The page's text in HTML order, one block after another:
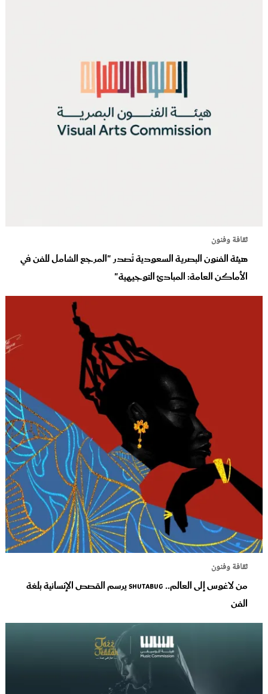
ثقافة وفنون
هيئة الفنون البصرية السعودية تُصدر "المرجع الشامل للفن في
الأماكن العامة: المبادئ التوجيهية"
ثقافة وفنون
من لاغوس إلى العالم.. Shutabug يرسم القصص الإنسانية بلغة
الفن